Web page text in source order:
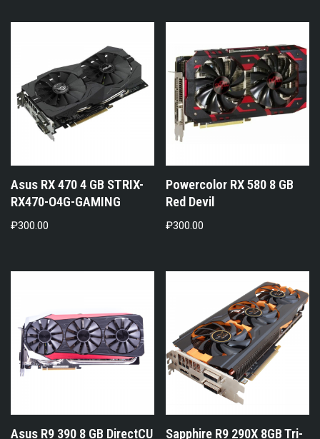
Asus RX 470 4 GB STRIX-
RX470-O4G-GAMING
₽300.00
Powercolor RX 580 8 GB
Red Devil
₽300.00
Asus R9 390 8 GB DirectCU Sapphire R9 290X 8GB Tri-